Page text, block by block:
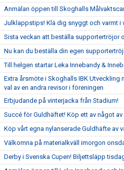
Anmälan öppen till Skoghalls
Julklappstips! Klä dig snyggt och varmt i
Sista veckan att beställa supportertröjor
Nu kan du beställa din egen
Till helgen startar Leka Innebandy &
Extra årsmöte i Skoghalls IBK Utveckling
val av en andra revisor i föreningen
Erbjudande på vinterjacka från Stadium!
Succé för Guldhäftet! Köp ett av något av
Köp vårt egna nylanserade Guldhäfte av
Välkomna på materialkväll imorgon
Derby i Svenska Cupen! Biljettsläpp